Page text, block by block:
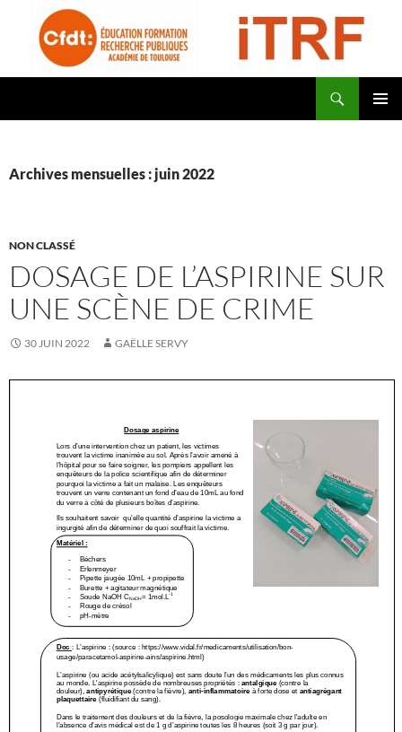
contenu
CFDT Education Formation Recherche Publiques Académie de Toulouse – ITRF
Archives mensuelles : juin 2022
NON CLASSÉ
DOSAGE DE L’ASPIRINE SUR
UNE SCÈNE DE CRIME
30 JUIN 2022 GAËLLE SERVY